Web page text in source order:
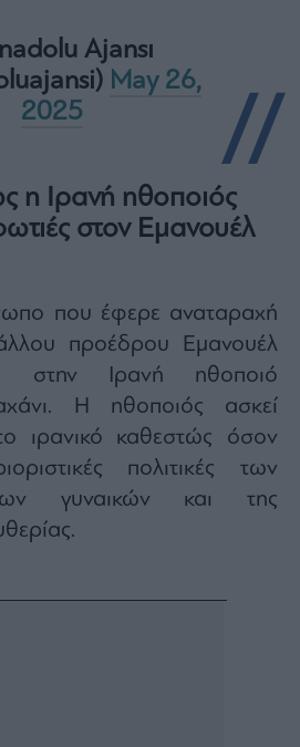
Ajansı
May 26,
2025
η Ιρανή ηθοποιός
στον Εμανουέλ
που έφερε αναταραχή
προέδρου Εμανουέλ
στην Ιρανή ηθοποιό
Η ηθοποιός ασκεί
ιρανικό καθεστώς όσον
πολιτικές των
γυναικών και της